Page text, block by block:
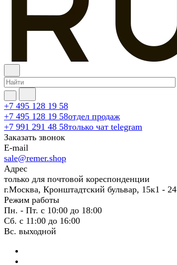
+7 495 128 19 58
+7 495 128 19 58отдел продаж
+7 991 291 48 58только чат telegram
Заказать звонок
E-mail
sale@remer.shop
Адрес
только для почтовой кореспонденции
г.Москва, Кронштадтский бульвар, 15к1 - 24
Режим работы
Пн. - Пт. с 10:00 до 18:00
Сб. с 11:00 до 16:00
Вс. выходной